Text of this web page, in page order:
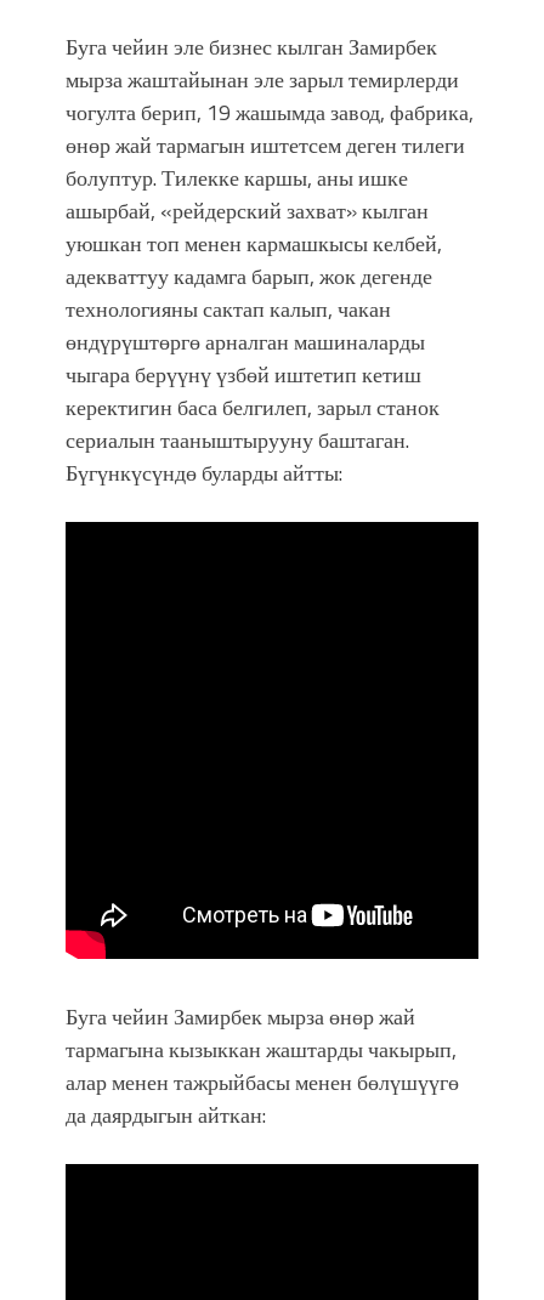
Буга чейин эле бизнес кылган Замирбек
мырза жаштайынан эле зарыл темирлерди
чогулта берип, 19 жашымда завод, фабрика,
өнөр жай тармагын иштетсем деген тилеги
болуптур. Тилекке каршы, аны ишке
ашырбай, «рейдерский захват» кылган
уюшкан топ менен кармашкысы келбей,
адекваттуу кадамга барып, жок дегенде
технологияны сактап калып, чакан
өндүрүштөргө арналган машиналарды
чыгара берүүнү үзбөй иштетип кетиш
керектигин баса белгилеп, зарыл станок
сериалын тааныштырууну баштаган.
Бүгүнкүсүндө буларды айтты:
Буга чейин Замирбек мырза өнөр жай
тармагына кызыккан жаштарды чакырып,
алар менен тажрыйбасы менен бөлүшүүгө
да даярдыгын айткан: